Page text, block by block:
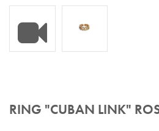
Produktvideo
RING "CUBAN LINK"